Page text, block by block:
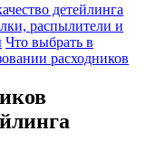
детейлинга
распылители и
Что выбрать в
расходников